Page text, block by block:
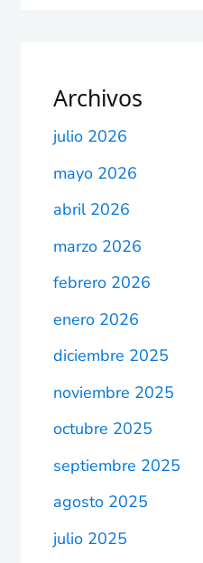
Archivos
julio 2026
mayo 2026
abril 2026
marzo 2026
febrero 2026
enero 2026
diciembre 2025
noviembre 2025
octubre 2025
septiembre 2025
agosto 2025
julio 2025